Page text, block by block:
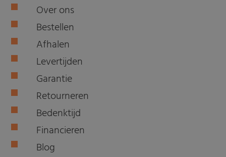
Over ons
Bestellen
Afhalen
Levertijden
Garantie
Retourneren
Bedenktijd
Financieren
Blog